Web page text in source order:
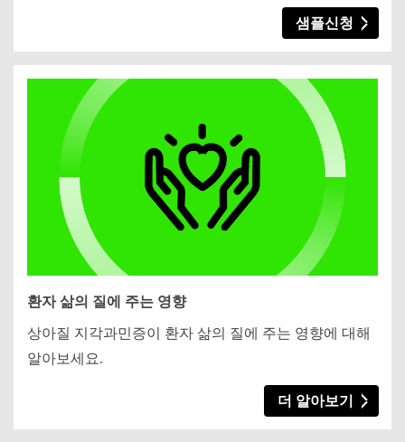
샘플신청
환자 삶의 질에 주는 영향
상아질 지각과민증이 환자 삶의 질에 주는 영향에 대해
알아보세요.
더 알아보기